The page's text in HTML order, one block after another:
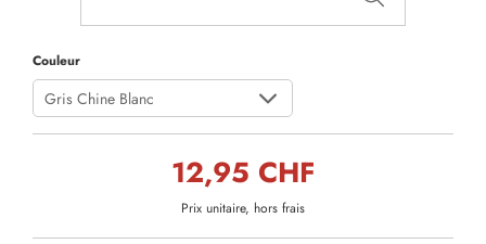
Couleur
Gris Chine Blanc
12,95 CHF
Prix unitaire, hors frais